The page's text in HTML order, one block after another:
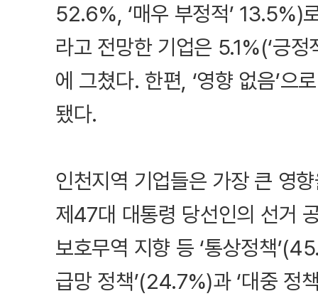
52.6%, ‘매우 부정적’ 13.5%)
라고 전망한 기업은 5.1%(‘긍
에 그쳤다. 한편, ‘영향 없음’
됐다.
인천지역 기업들은 가장 큰 영
제47대 대통령 당선인의 선거
보호무역 지향 등 ‘통상정책
급망 정책’(24.7%)과 ‘대중 정